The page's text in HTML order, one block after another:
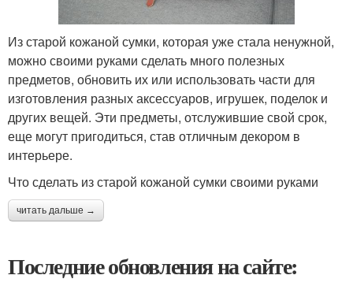
Из старой кожаной сумки, которая уже стала ненужной,
можно своими руками сделать много полезных
предметов, обновить их или использовать части для
изготовления разных аксессуаров, игрушек, поделок и
других вещей. Эти предметы, отслужившие свой срок,
еще могут пригодиться, став отличным декором в
интерьере.
Что сделать из старой кожаной сумки своими руками
читать дальше →
Последние обновления на сайте: